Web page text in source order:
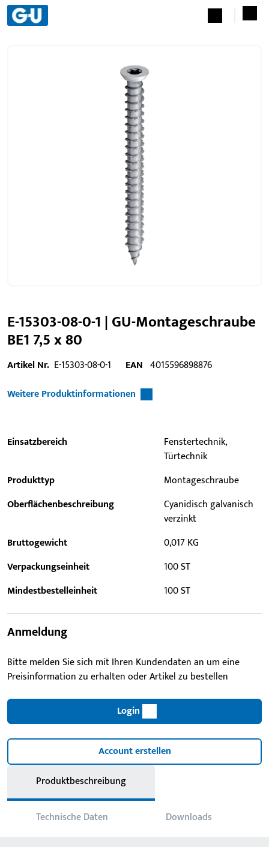
E-15303-08-0-1 | GU-Montageschraube
BE1 7,5 x 80
Artikel Nr. E-15303-08-0-1 EAN 4015596898876
Weitere Produktinformationen
Einsatzbereich
Fenstertechnik,
Türtechnik
Produkttyp
Montageschraube
Oberflächenbeschreibung
Cyanidisch galvanisch
verzinkt
Bruttogewicht
0,017 KG
Verpackungseinheit
100 ST
Mindestbestelleinheit
100 ST
Anmeldung
Bitte melden Sie sich mit Ihren Kundendaten an um eine
Preisinformation zu erhalten oder Artikel zu bestellen
Login
Account erstellen
Produktbeschreibung
Technische Daten Downloads